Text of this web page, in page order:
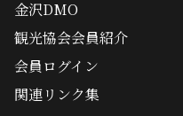
金沢DMO
観光協会会員紹介
会員ログイン
関連リンク集